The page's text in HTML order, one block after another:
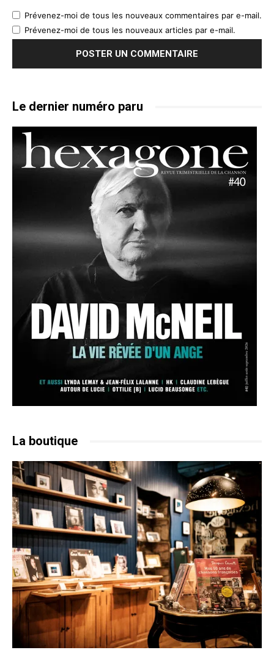
Prévenez-moi de tous les nouveaux commentaires par e-mail.
Prévenez-moi de tous les nouveaux articles par e-mail.
Le dernier numéro paru
La boutique